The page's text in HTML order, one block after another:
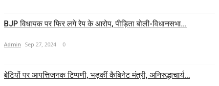
BJP विधायक पर फिर लगे रेप के आरोप, पीड़िता बोली-विधानसभा...
Admin Sep 27, 2024 0
बेटियों पर आपत्तिजनक टिप्पणी, भड़कीं कैबिनेट मंत्री, अनिरुद्धाचार्य...